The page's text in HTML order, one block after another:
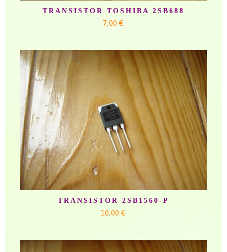
TRANSISTOR TOSHIBA 2SB688
7,00 €
TRANSISTOR 2SB1560-P
10,00 €